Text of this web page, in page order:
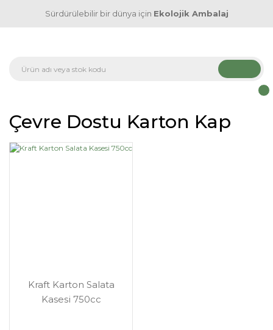
Sürdürülebilir bir dünya için Ekolojik Ambalaj
Çevre Dostu Karton Kap
Kraft Karton Salata
Kasesi 750cc